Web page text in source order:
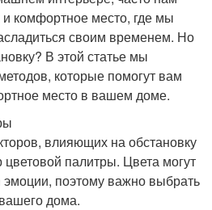
и комфортное место, где мы
своим временем. Но
В этой статье мы
которые помогут вам
место в вашем доме.
влияющих на обстановку
палитры. Цвета могут
эмоции, поэтому важно выбрать
дома.